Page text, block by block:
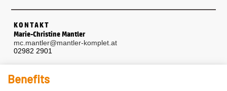
KONTAKT
Marie-Christine Mantler
mc.mantler@mantler-komplet.at
02982 2901
Benefits